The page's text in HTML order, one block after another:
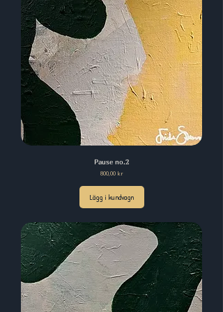
Pause no.2
Pris
800,00 kr
Lägg i kundvagn